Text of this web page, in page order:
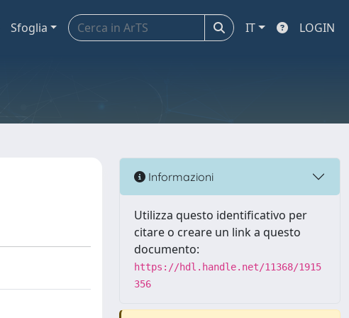
Sfoglia IT LOGIN
Informazioni
Utilizza questo identificativo per
citare o creare un link a questo
documento:
https://hdl.handle.net/11368/1915
356